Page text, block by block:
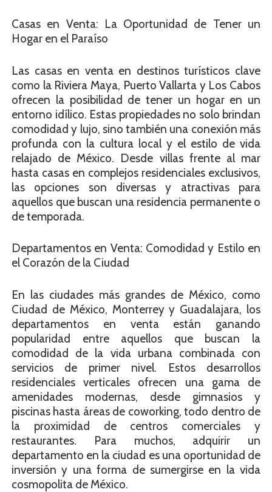
Casas en Venta: La Oportunidad de Tener un
Hogar en el Paraíso
Las casas en venta en destinos turísticos clave
como la Riviera Maya, Puerto Vallarta y Los Cabos
ofrecen la posibilidad de tener un hogar en un
entorno idílico. Estas propiedades no solo brindan
comodidad y lujo, sino también una conexión más
profunda con la cultura local y el estilo de vida
relajado de México. Desde villas frente al mar
hasta casas en complejos residenciales exclusivos,
las opciones son diversas y atractivas para
aquellos que buscan una residencia permanente o
de temporada.
Departamentos en Venta: Comodidad y Estilo en
el Corazón de la Ciudad
En las ciudades más grandes de México, como
Ciudad de México, Monterrey y Guadalajara, los
departamentos en venta están ganando
popularidad entre aquellos que buscan la
comodidad de la vida urbana combinada con
servicios de primer nivel. Estos desarrollos
residenciales verticales ofrecen una gama de
amenidades modernas, desde gimnasios y
piscinas hasta áreas de coworking, todo dentro de
la proximidad de centros comerciales y
restaurantes. Para muchos, adquirir un
departamento en la ciudad es una oportunidad de
inversión y una forma de sumergirse en la vida
cosmopolita de México.